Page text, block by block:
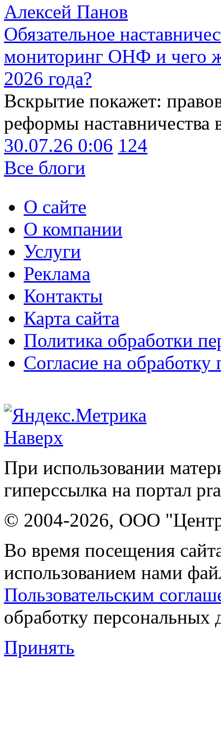
Алексей Панов
Обязательное
мониторинг ОНФ и чего
2026 года?
Вскрытие покажет:
реформы наставничества
30.07.26 0:06 124
Все блоги
О сайте
О компании
Услуги
Реклама
Контакты
Карта сайта
Политика обработки
Согласие на
Наверх
При использовании
гиперссылка на портал
© 2004-2026, ООО "Центр
Во время посещения
использованием нами
Пользовательским
обработку персональных
Принять